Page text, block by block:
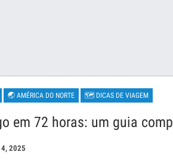
🌏 AMÉRICA DO NORTE 🗺 DICAS DE VIAGEM
em 72 horas: um guia
2025